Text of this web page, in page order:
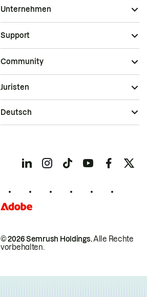
Unternehmen
Support
Community
© 2026 Semrush Holdings.Alle Rechte
vorbehalten.
Juristen
Deutsch